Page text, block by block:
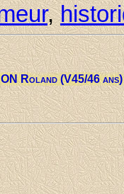
,
Roland(V45/46
au 01/01/2025